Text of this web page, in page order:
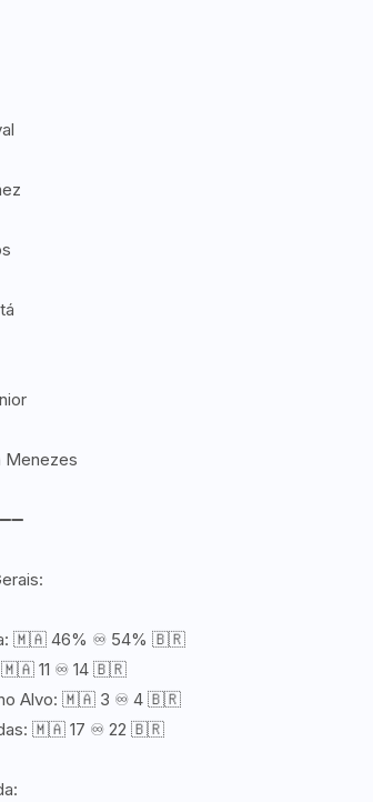
Menezes
🇲🇦 46% ♾️ 54% 🇧🇷
🇲🇦 11 ♾️ 14 🇧🇷
no Alvo: 🇲🇦 3 ♾️ 4 🇧🇷
🇲🇦 17 ♾️ 22 🇧🇷